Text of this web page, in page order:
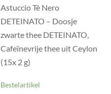
Astuccio Tè Nero
DETEINATO – Doosje
zwarte thee DETEINATO,
Cafeïnevrije thee uit Ceylon
(15x 2 g)
Bestelartikel